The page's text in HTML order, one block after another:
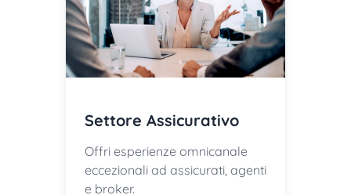
Settore Assicurativo
Offri esperienze omnicanale
eccezionali ad assicurati, agenti
e broker.